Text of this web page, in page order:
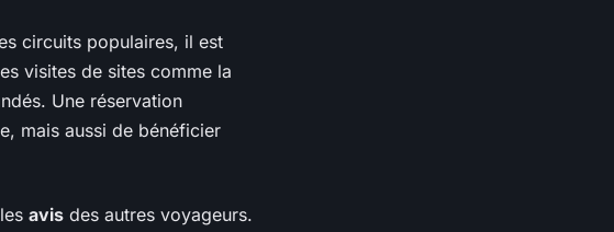
circuits populaires, il est
visites de sites comme la
Une réservation
mais aussi de bénéficier
avis des autres voyageurs.